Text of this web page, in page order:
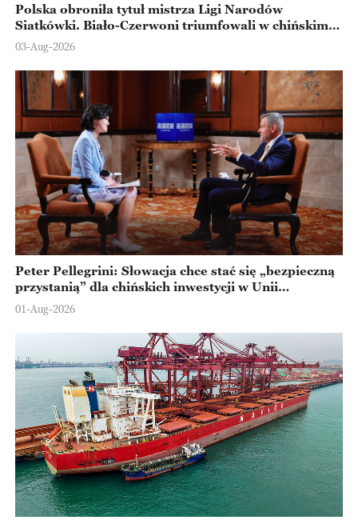
Polska obroniła tytuł mistrza Ligi Narodów
Siatkówki. Biało-Czerwoni triumfowali w chińskim
Ningbo
03-Aug-2026
Peter Pellegrini: Słowacja chce stać się „bezpieczną
przystanią” dla chińskich inwestycji w Unii
Europejskiej
01-Aug-2026